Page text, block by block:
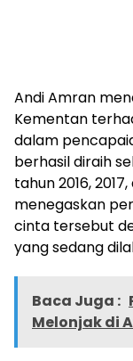
Andi Amran
Kementan
dalam
berhasil diraih
tahun 2016,
menegaskan
cinta tersebut
yang sedang
Baca Juga :
Melonjak di